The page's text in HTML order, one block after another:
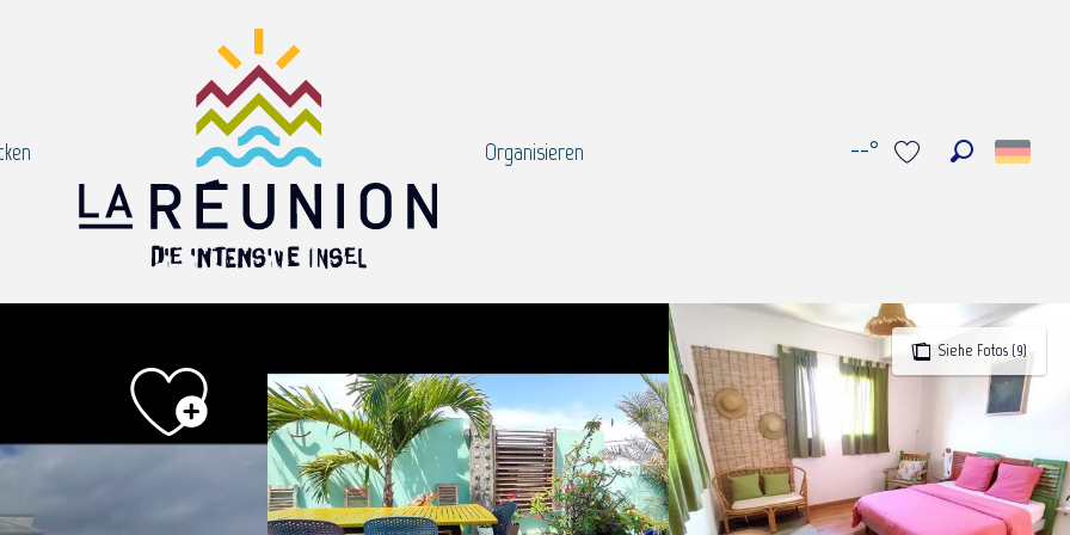
--°
Organisieren
Siehe Fotos (9)